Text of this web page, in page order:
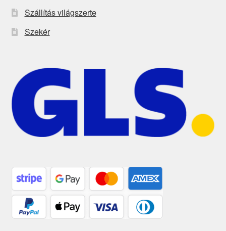
Szállítás világszerte
Szekér